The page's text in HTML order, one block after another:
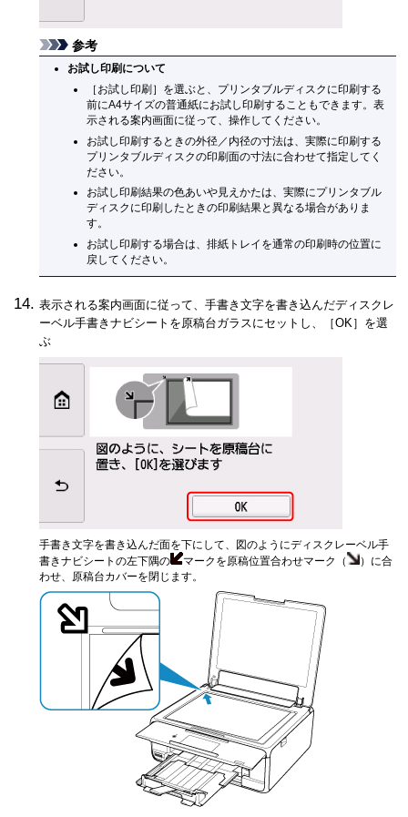
参考
お試し印刷について
［ お試し印刷］を選ぶと、プリンタブルディスクに印刷する
前にA4サイズの普通紙にお試し印刷することもできます。表
示される案内画面に従って、操作してください。
お試し印刷するときの外径／内径の寸法は、実際に印刷する
プリンタブルディスクの印刷面の寸法に合わせて指定してく
ださい。
お試し印刷結果の色あいや見えかたは、実際にプリンタブル
ディスクに印刷したときの印刷結果と異なる場合がありま
す。
お試し印刷する場合は、排紙トレイを通常の印刷時の位置に
戻してください。
表示される案内画面に従って、手書き文字を書き込んだディスクレ
ーベル手書きナビシートを原稿台ガラスにセットし、［OK］を選
ぶ
手書き文字を書き込んだ面を下にして、図のようにディスクレーベル手
書きナビシートの左下隅の
マークを原稿位置合わせマーク（
）に合
わせ、原稿台カバーを閉じます。